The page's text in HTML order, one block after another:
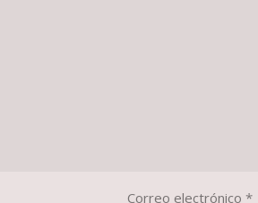
Correo electrónico *